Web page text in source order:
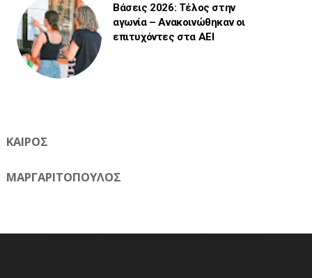
Βάσεις 2026: Τέλος στην
αγωνία – Ανακοινώθηκαν οι
επιτυχόντες στα ΑΕΙ
ΚΑΙΡΟΣ
ΜΑΡΓΑΡΙΤΟΠΟΥΛΟΣ